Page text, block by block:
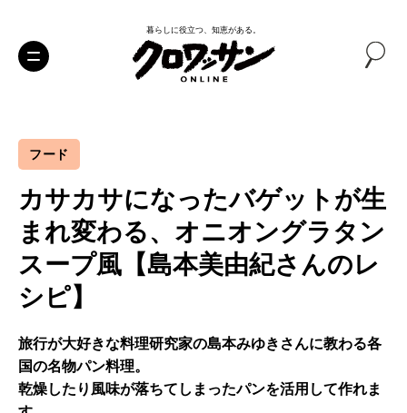
暮らしに役立つ、知恵がある。
フード
カサカサになったバゲットが生
まれ変わる、オニオングラタン
スープ風【島本美由紀さんのレ
シピ】
旅行が大好きな料理研究家の島本みゆきさんに教わる各
国の名物パン料理。
乾燥したり風味が落ちてしまったパンを活用して作れま